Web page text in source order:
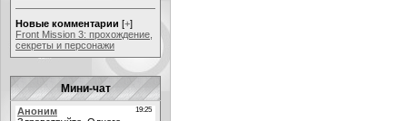
Новые комментарии [+]
Front Mission 3: прохождение,
секреты и персонажи
Мини-чат